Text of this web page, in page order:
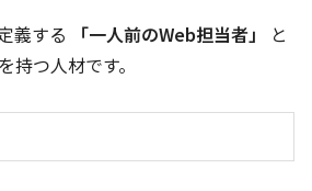
義する 「一人前のWeb担当者」
と
を持つ人材です。